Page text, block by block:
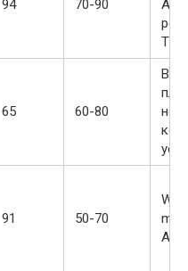
94 70-90
ТВ
65 60-80
Все
91 50-70